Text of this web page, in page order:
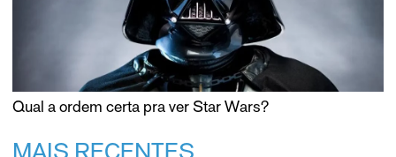
Qual a ordem certa pra ver Star Wars?